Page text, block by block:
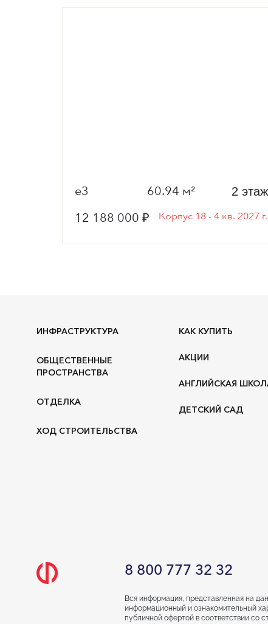
е3 60.94 м² 2 этаж
12 188 000 ₽ Корпус 18 - 4 кв. 2027 г.
ИНФРАСТРУКТУРА
ОБЩЕСТВЕННЫЕ
ПРОСТРАНСТВА
ОТДЕЛКА
ХОД СТРОИТЕЛЬСТВА
КАК КУПИТЬ
АКЦИИ
АНГЛИЙСКАЯ
ДЕТСКИЙ САД
8 800 777 32 32
Вся информация, представленная на
информационный и ознакомительный
публичной офертой в соответствии со